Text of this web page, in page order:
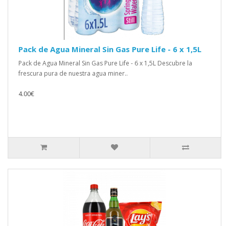
Pack de Agua Mineral Sin Gas Pure Life - 6 x 1,5L
Pack de Agua Mineral Sin Gas Pure Life - 6 x 1,5L Descubre la
frescura pura de nuestra agua miner..
4.00€